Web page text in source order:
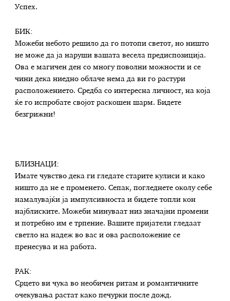
Успех.
БИК:
Можеби небото решило да го потопи светот, но ништо
не може да ја наруши вашата весела предиспозиција.
Ова е магичен ден со многу поволни можности и се
чини дека ниедно облаче нема да ви го растури
расположението. Средба со интересна личност, на која
ќе го испробате својот раскошен шарм. Бидете
безгрижни!
БЛИЗНАЦИ:
Имате чувство дека ги гледате старите кулиси и како
ништо да не е променето. Сепак, погледнете околу себе
намалувајќи ја импулсивноста и бидете топли кон
најблиските. Можеби минуваат низ значајни промени
и потребно им е трпение. Вашите пријатели гледаат
светло на надеж во вас и ова расположение се
пренесува и на работа.
РАК:
Срцето ви чука во необичен ритам и романтичните
очекувања растат како печурки после дожд.